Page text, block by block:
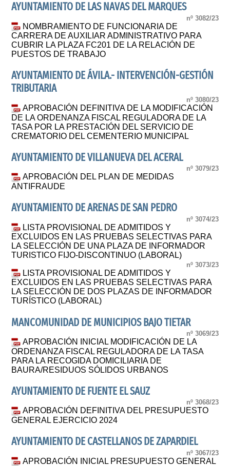
AYUNTAMIENTO DE LAS NAVAS DEL MARQUES
nº 3082/23
NOMBRAMIENTO DE FUNCIONARIA DE
CARRERA DE AUXILIAR ADMINISTRATIVO PARA
CUBRIR LA PLAZA FC201 DE LA RELACIÓN DE
PUESTOS DE TRABAJO
AYUNTAMIENTO DE ÁVILA.- INTERVENCIÓN-GESTIÓN
TRIBUTARIA
nº 3080/23
APROBACIÓN DEFINITIVA DE LA MODIFICACIÓN
DE LA ORDENANZA FISCAL REGULADORA DE LA
TASA POR LA PRESTACIÓN DEL SERVICIO DE
CREMATORIO DEL CEMENTERIO MUNICIPAL
AYUNTAMIENTO DE VILLANUEVA DEL ACERAL
nº 3079/23
APROBACIÓN DEL PLAN DE MEDIDAS
ANTIFRAUDE
AYUNTAMIENTO DE ARENAS DE SAN PEDRO
nº 3074/23
LISTA PROVISIONAL DE ADMITIDOS Y
EXCLUIDOS EN LAS PRUEBAS SELECTIVAS PARA
LA SELECCIÓN DE UNA PLAZA DE INFORMADOR
TURISTICO FIJO-DISCONTINUO (LABORAL)
nº 3073/23
LISTA PROVISIONAL DE ADMITIDOS Y
EXCLUIDOS EN LAS PRUEBAS SELECTIVAS PARA
LA SELECCIÓN DE DOS PLAZAS DE INFORMADOR
TURÍSTICO (LABORAL)
MANCOMUNIDAD DE MUNICIPIOS BAJO TIETAR
nº 3069/23
APROBACIÓN INICIAL MODIFICACIÓN DE LA
ORDENANZA FISCAL REGULADORA DE LA TASA
PARA LA RECOGIDA DOMICILIARIA DE
BAURA/RESIDUOS SÓLIDOS URBANOS
AYUNTAMIENTO DE FUENTE EL SAUZ
nº 3068/23
APROBACIÓN DEFINITIVA DEL PRESUPUESTO
GENERAL EJERCICIO 2024
AYUNTAMIENTO DE CASTELLANOS DE ZAPARDIEL
nº 3067/23
APROBACIÓN INICIAL PRESUPUESTO GENERAL